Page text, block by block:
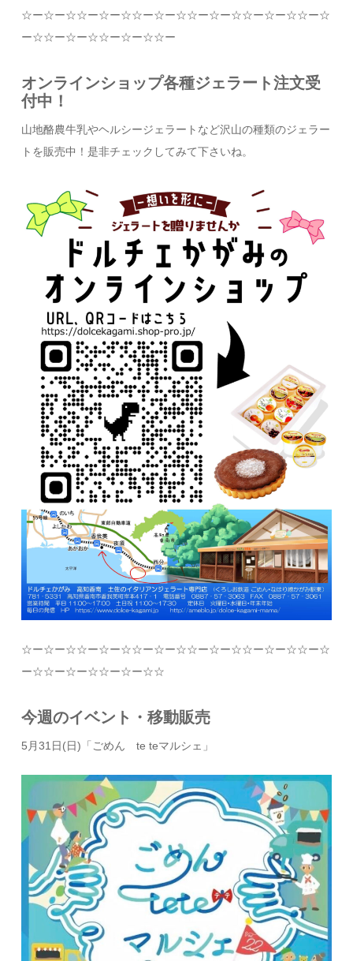
☆ー☆ー☆☆ー☆ー☆☆ー☆ー☆☆ー☆ー☆☆ー☆ー☆☆ー☆
ー☆☆ー☆ー☆☆ー☆ー☆☆ー
オンラインショップ各種ジェラート注文受
付中！
山地酪農牛乳やヘルシージェラートなど沢山の種類のジェラー
トを販売中！是非チェックしてみて下さいね。
☆ー☆ー☆☆ー☆ー☆☆ー☆ー☆☆ー☆ー☆☆ー☆ー☆☆ー☆
ー☆☆ー☆ー☆☆ー☆ー☆☆
今週のイベント・移動販売
5月31日(日)「ごめん te teマルシェ」